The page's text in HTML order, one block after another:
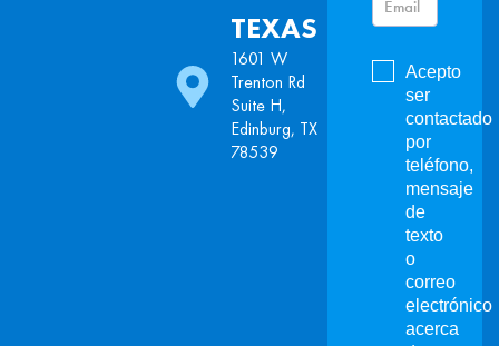
TEXAS
1601 W
Trenton Rd
Suite H,
Edinburg, TX
78539
Acepto
ser
contactado
por
teléfono,
mensaje
de
texto
o
correo
electrónico
acerca